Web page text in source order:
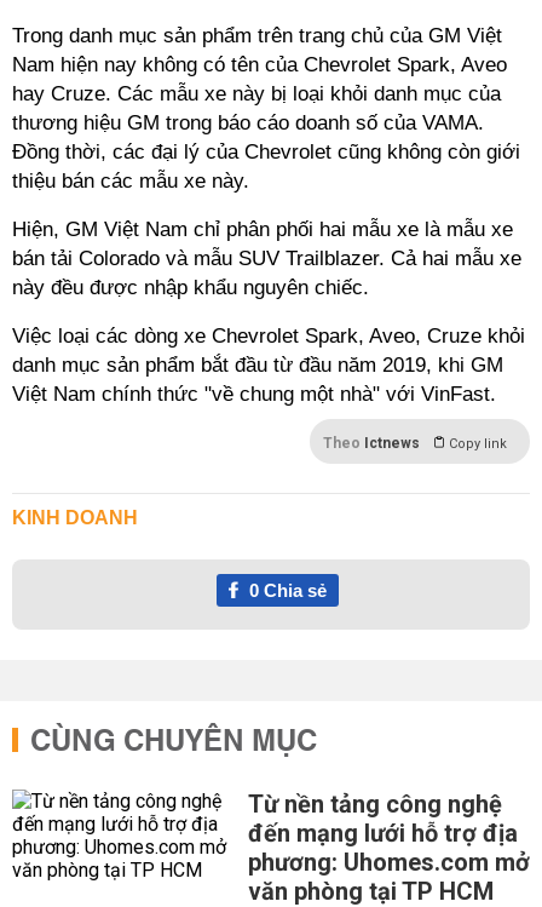
Trong danh mục sản phẩm trên trang chủ của GM Việt
Nam hiện nay không có tên của Chevrolet Spark, Aveo
hay Cruze. Các mẫu xe này bị loại khỏi danh mục của
thương hiệu GM trong báo cáo doanh số của VAMA.
Đồng thời, các đại lý của Chevrolet cũng không còn giới
thiệu bán các mẫu xe này.
Hiện, GM Việt Nam chỉ phân phối hai mẫu xe là mẫu xe
bán tải Colorado và mẫu SUV Trailblazer. Cả hai mẫu xe
này đều được nhập khẩu nguyên chiếc.
Việc loại các dòng xe Chevrolet Spark, Aveo, Cruze khỏi
danh mục sản phẩm bắt đầu từ đầu năm 2019, khi GM
Việt Nam chính thức "về chung một nhà" với VinFast.
Theo Ictnews Copy link
KINH DOANH
0Chia sẻ
CÙNG CHUYÊN MỤC
Từ nền tảng công nghệ
đến mạng lưới hỗ trợ địa
phương: Uhomes.com mở
văn phòng tại TP HCM